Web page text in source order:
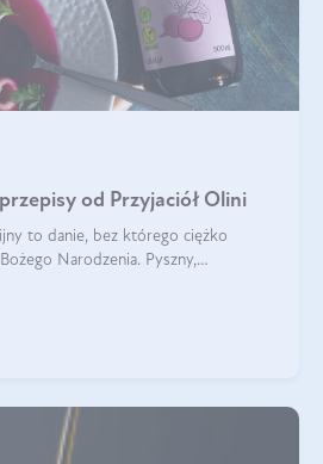
od Przyjaciół Olini
to danie, bez którego ciężko
Narodzenia. Pyszny,